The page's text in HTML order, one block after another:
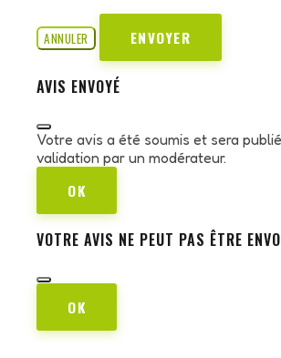
ANNULER ENVOYER
AVIS ENVOYÉ
Votre avis a été soumis et sera
validation par un modérateur.
OK
VOTRE AVIS NE PEUT PAS ÊTRE
OK